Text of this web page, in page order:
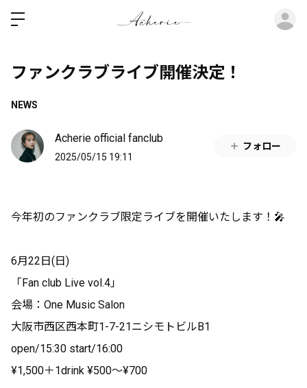
ファンクラブライブ開催決定！
NEWS
Acherie official fanclub
2025/05/15 19:11
フォロー
今年初のファンクラブ限定ライブを開催いたします！🎤
6月22日(日)
「Fan club Live vol.4」
会場：One Music Salon
大阪市西区西本町1-7-21ニシモトビルB1
open/15:30 start/16:00
¥1,500＋1drink ¥500〜¥700